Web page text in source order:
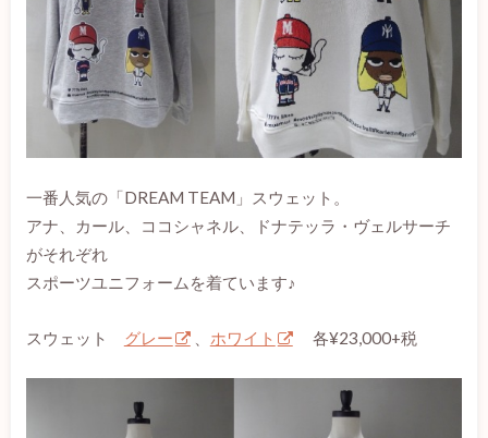
一番人気の「DREAM TEAM」スウェット。
アナ、カール、ココシャネル、ドナテッラ・ヴェルサーチ
がそれぞれ
スポーツユニフォームを着ています♪
スウェット グレー ホワイト 各¥23,000+税